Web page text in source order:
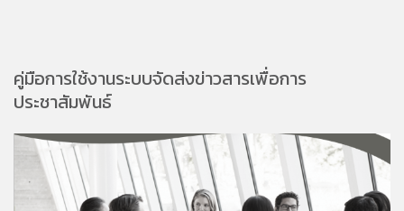
คู่มือการใช้งานระบบจัดส่งข่าวสารเพื่อการ
ประชาสัมพันธ์